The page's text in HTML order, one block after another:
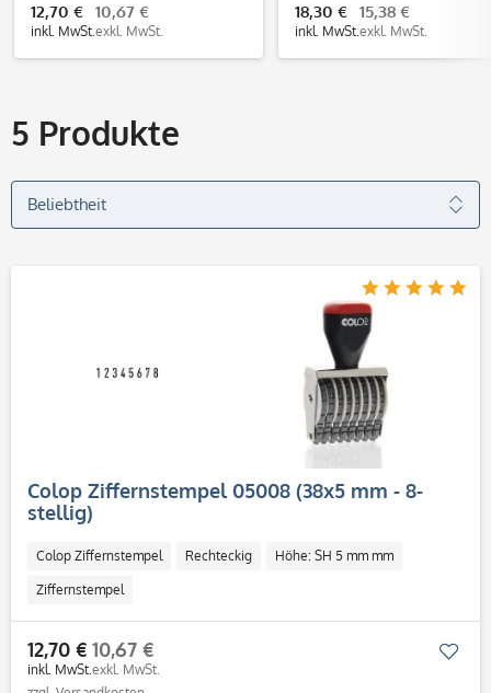
12,70 €
inkl. MwSt.
10,67 €
exkl. MwSt.
18,30 €
inkl. MwSt.
15,38 €
exkl. MwSt.
5 Produkte
Colop Ziffernstempel 05008 (38x5 mm - 8-
stellig)
Colop Ziffernstempel Rechteckig Höhe: SH 5 mm mm
Ziffernstempel
12,70 €
inkl. MwSt.
10,67 €
exkl. MwSt.